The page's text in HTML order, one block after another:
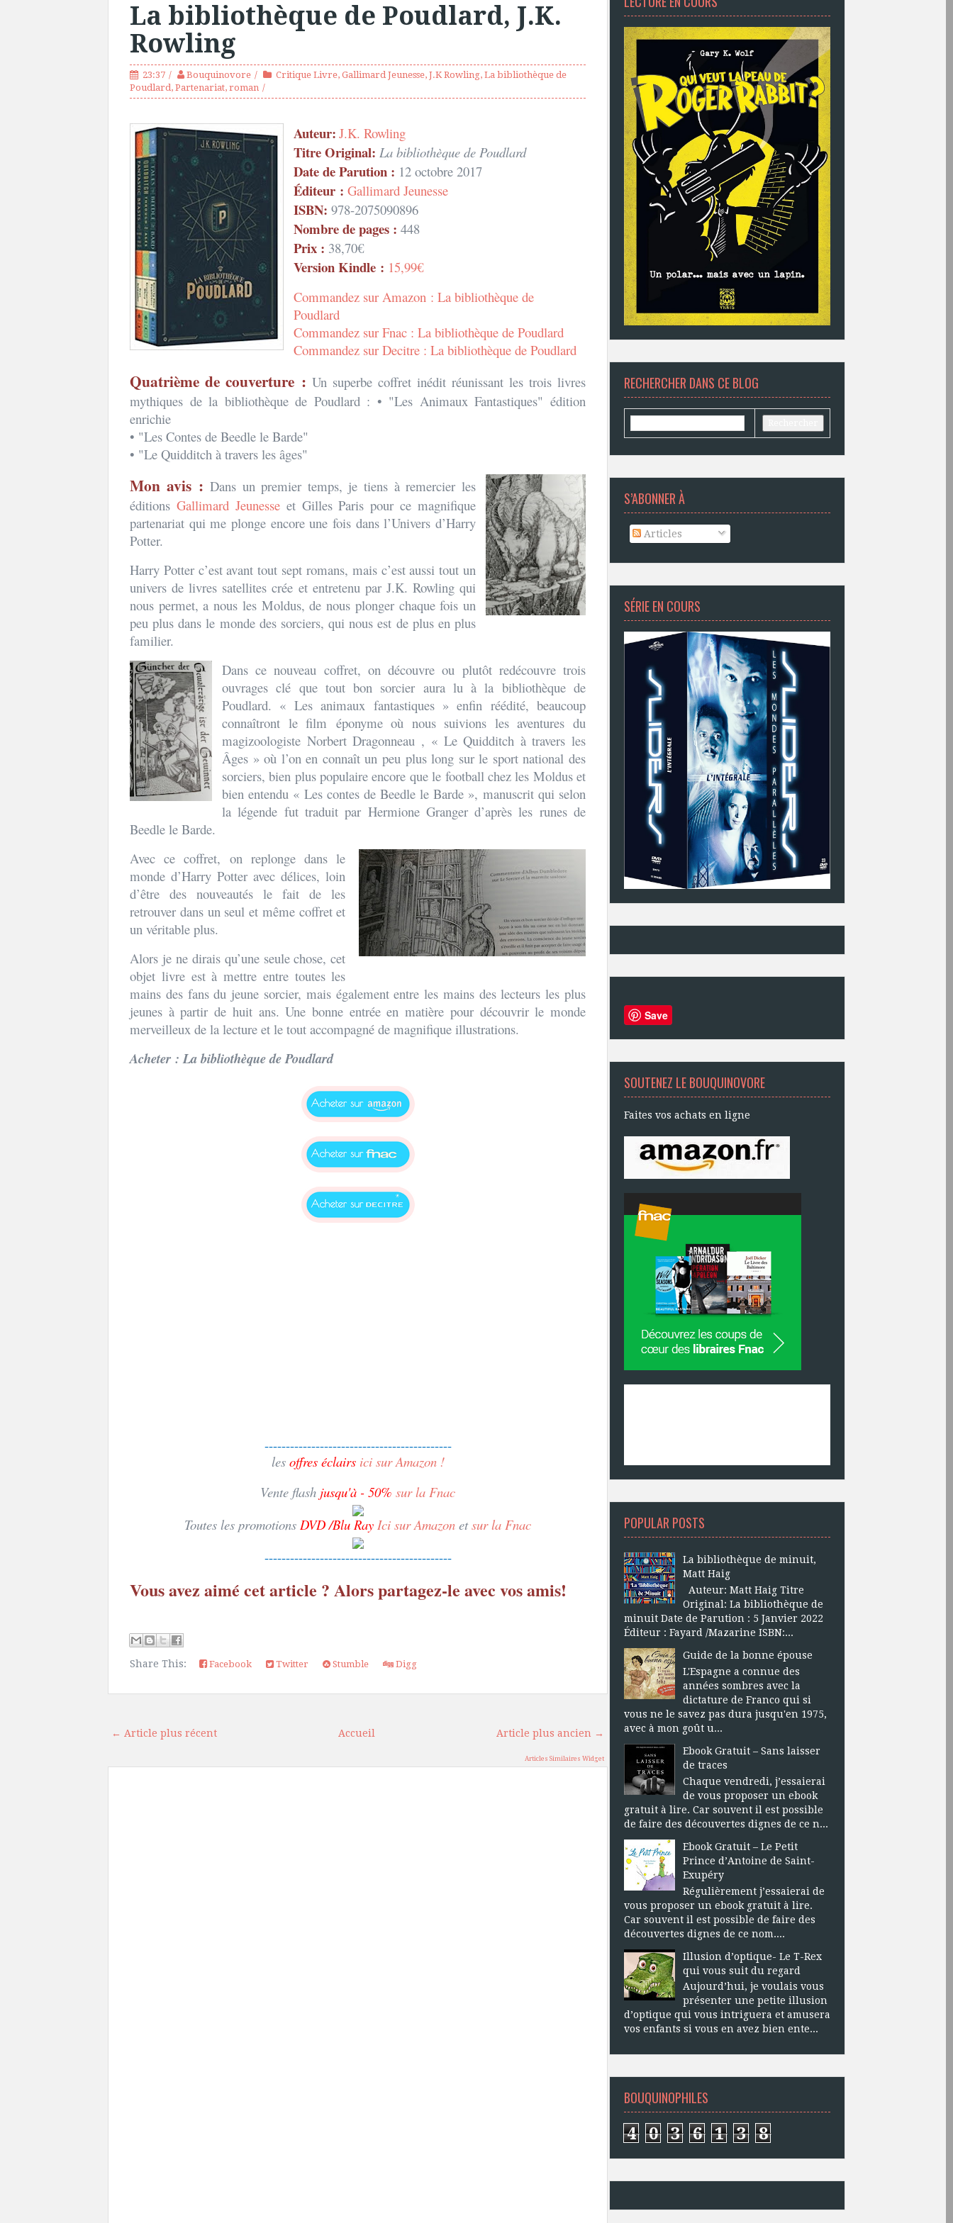
La bibliothèque de Poudlard, J.K.
Rowling
23:37 Bouquinovore Critique Livre, Gallimard Jeunesse, J.K Rowling, La bibliothèque de
Poudlard, Partenariat, roman
Auteur: J.K. Rowling
Titre Original: La bibliothèque de Poudlard
Date de Parution : 12 octobre 2017
Éditeur : Gallimard Jeunesse
ISBN: 978-2075090896
Nombre de pages : 448
Prix : 38,70€
Version Kindle : 15,99€
Commandez sur Amazon : La bibliothèque de
Poudlard
Commandez sur Fnac : La bibliothèque de Poudlard
Commandez sur Decitre : La bibliothèque de Poudlard
Quatrième de couverture : Un superbe coffret inédit réunissant les trois livres
mythiques de la bibliothèque de Poudlard : • "Les Animaux Fantastiques" édition
enrichie
• "Les Contes de Beedle le Barde"
• "Le Quidditch à travers les âges"
Mon avis : Dans un premier temps, je tiens à remercier les
éditions Gallimard Jeunesseet Gilles Paris pour ce magnifique
partenariat qui me plonge encore une fois dans l’Univers d’Harry
Potter.
Harry Potter c’est avant tout sept romans, mais c’est aussi tout un
univers de livres satellites crée et entretenu par J.K. Rowling qui
nous permet, a nous les Moldus, de nous plonger chaque fois un
peu plus dans le monde des sorciers, qui nous est de plus en plus
familier.
Dans ce nouveau coffret, on découvre ou plutôt redécouvre trois
ouvrages clé que tout bon sorcier aura lu à la bibliothèque de
Poudlard. « Les animaux fantastiques » enfin réédité, beaucoup
connaîtront le film éponyme où nous suivions les aventures du
magizoologiste Norbert Dragonneau , « Le Quidditch à travers les
Âges » où l’on en connaît un peu plus long sur le sport national des
sorciers, bien plus populaire encore que le football chez les Moldus et
bien entendu « Les contes de Beedle le Barde », manuscrit qui selon
la légende fut traduit par Hermione Granger d’après les runes de
Beedle le Barde.
Avec ce coffret, on replonge dans le
monde d’Harry Potter avec délices, loin
d’être des nouveautés le fait de les
retrouver dans un seul et même coffret et
un véritable plus.
Alors je ne dirais qu’une seule chose, cet
objet livre est à mettre entre toutes les
mains des fans du jeune sorcier, mais également entre les mains des lecteurs les plus
jeunes à partir de huit ans. Une bonne entrée en matière pour découvrir le monde
merveilleux de la lecture et le tout accompagné de magnifique illustrations.
Acheter : La bibliothèque de Poudlard
--------------------------------------------
les offres éclairs ici sur Amazon !
Vente flash jusqu'à - 50% sur la Fnac
Toutes les promotions DVD /Blu Ray Ici sur Amazon etsur la Fnac
--------------------------------------------
Vous avez aimé cet article ? Alors partagez-le avec vos amis!
Share This: Facebook Twitter Stumble Digg
← Article plus récent Article plus ancien →
Accueil
Articles Similaires Widget
RECHERCHER DANS CE BLOG
S’ABONNER À
Articles
SÉRIE EN COURS
Save
SOUTENEZ LE BOUQUINOVORE
Faites vos achats en ligne
POPULAR POSTS
La bibliothèque de minuit,
Matt Haig
Auteur: Matt Haig Titre
Original: La bibliothèque de
minuit Date de Parution : 5 Janvier 2022
Éditeur : Fayard /Mazarine ISBN:...
Guide de la bonne épouse
L'Espagne a connue des
années sombres avec la
dictature de Franco qui si
vous ne le savez pas dura jusqu'en 1975,
avec à mon goût u...
Ebook Gratuit – Sans laisser
de traces
Chaque vendredi, j’essaierai
de vous proposer un ebook
gratuit à lire. Car souvent il est possible
de faire des découvertes dignes de ce n...
Ebook Gratuit – Le Petit
Prince d’Antoine de Saint-
Exupéry
Régulièrement j’essaierai de
vous proposer un ebook gratuit à lire.
Car souvent il est possible de faire des
découvertes dignes de ce nom....
Illusion d’optique- Le T-Rex
qui vous suit du regard
Aujourd’hui, je voulais vous
présenter une petite illusion
d’optique qui vous intriguera et amusera
vos enfants si vous en avez bien ente...
BOUQUINOPHILES
4 0 3 6 1 3 8